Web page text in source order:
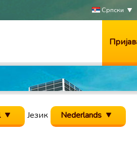
Српски
Језик Nederlands